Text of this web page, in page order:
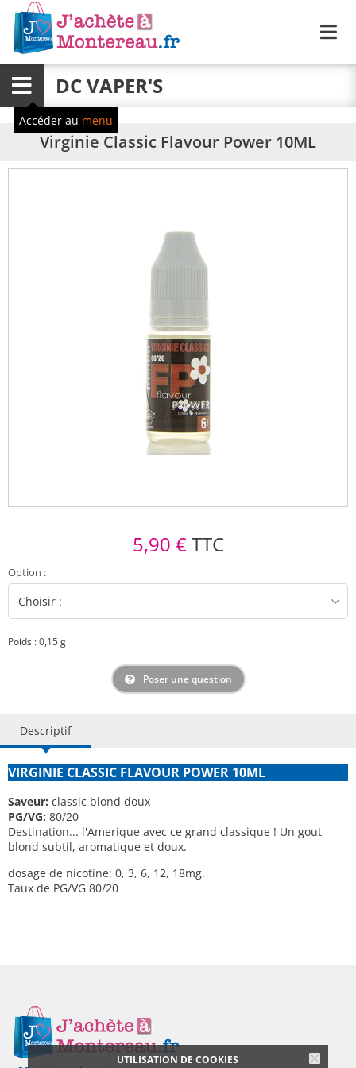
UTILISATION DE COOKIES
Menu DC VAPER'S
Accéder au menu
Virginie Classic Flavour Power 10ML
5,90 €TTC
Option :
Poids : 0,15 g
Poser une question
Descriptif
VIRGINIE CLASSIC FLAVOUR POWER 10ML
Saveur: classic blond doux
PG/VG: 80/20
Destination... l'Amerique avec ce grand classique ! Un gout
blond subtil, aromatique et doux.
dosage de nicotine: 0, 3, 6, 12, 18mg.
Taux de PG/VG 80/20